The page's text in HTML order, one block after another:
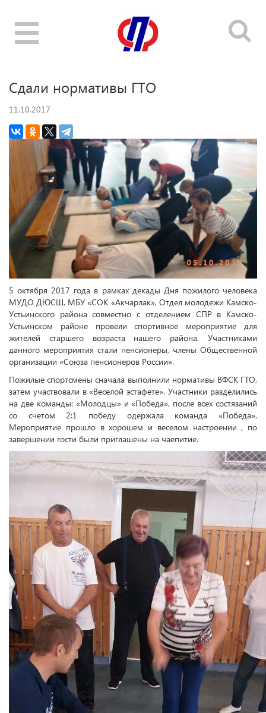
Toggle
navigation
Сдали нормативы ГТО
11.10.2017
5 октября 2017 года в рамках декады Дня пожилого человека
МУДО ДЮСШ, МБУ «СОК «Акчарлак», Отдел молодежи Камско-
Устьинского района совместно с отделением СПР в Камско-
Устьинском районе провели спортивное мероприятие для
жителей старшего возраста нашего района. Участниками
данного мероприятия стали пенсионеры, члены Общественной
организации «Союза пенсионеров России».
Пожилые спортсмены сначала выполнили нормативы ВФСК ГТО,
затем участвовали в «Веселой эстафете». Участники разделились
на две команды: «Молодцы» и «Победа», после всех состязаний
со счетом 2:1 победу одержала команда «Победа».
Мероприятие прошло в хорошем и веселом настроении , по
завершении гости были приглашены на чаепитие.